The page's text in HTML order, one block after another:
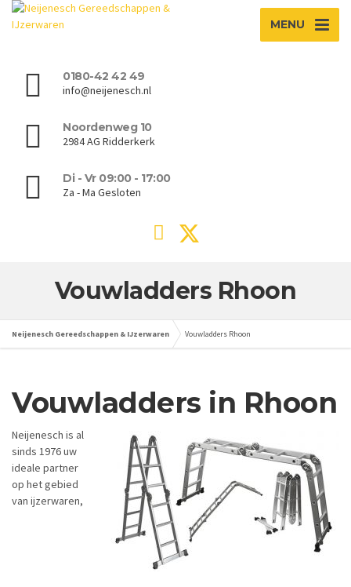
MENU
0180-42 42 49
info@neijenesch.nl
Noordenweg 10
2984 AG Ridderkerk
Di - Vr 09:00 - 17:00
Za - Ma Gesloten
Vouwladders Rhoon
Neijenesch Gereedschappen & IJzerwaren Vouwladders Rhoon
Vouwladders in Rhoon
Neijenesch is al
sinds 1976 uw
ideale partner
op het gebied
van ijzerwaren,